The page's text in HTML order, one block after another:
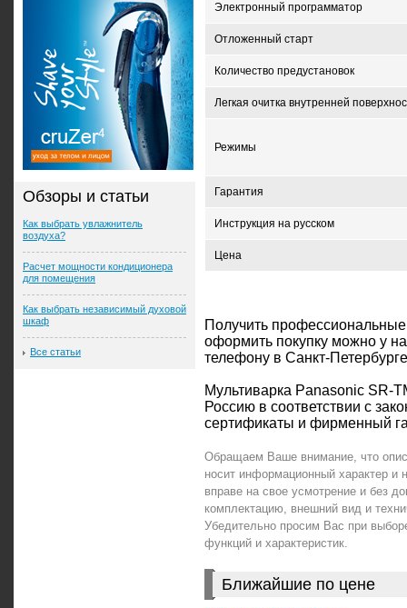
Электронный программатор
Отложенный старт
Количество предустановок
Легкая очитка внутренней
Режимы
Гарантия
Инструкция на русском
Цена
Получить
оформить покупку можно у
телефону в Санкт-
Мультиварка Panasonic SR-
Россию в соответствии с
сертификаты и фирменный
Обращаем Ваше внимание, что
носит информационный характер и
вправе на свое усмотрение и без
комплектацию, внешний вид и
Убедительно просим Вас при
функций и характеристик.
Ближайшие по цене
Обзоры и статьи
Как выбрать увлажнитель
воздуха?
Расчет мощности кондиционера
для помещения
Как выбрать независимый духовой
шкаф
Все статьи